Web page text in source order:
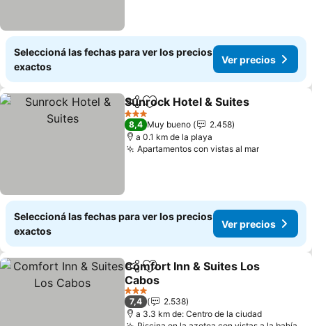
Seleccioná las fechas para ver los precios
exactos
Ver precios
CompartirAñadir a favoritos
Sunrock Hotel & Suites
3 Estrellas
8,4 Muy bueno
2.458
a 0.1 km de la playa
Apartamentos con vistas al marVer
Seleccioná las fechas para ver los precios
exactos
Ver precios
CompartirAñadir a favoritos
Comfort Inn & Suites Los
Cabos
Ver precios
3 Estrellas
7,4
2.538
a 3.3 km de: Centro de la ciudad